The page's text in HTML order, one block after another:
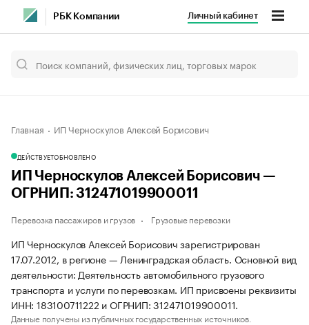
РБК Компании Личный кабинет
Главная ИП Черноскулов Алексей Борисович
ДЕЙСТВУЕТОБНОВЛЕНО
ИП Черноскулов Алексей Борисович —
ОГРНИП: 312471019900011
Перевозка пассажиров и грузов Грузовые перевозки
ИП Черноскулов Алексей Борисович зарегистрирован
17.07.2012, в регионе — Ленинградская область. Основной вид
деятельности: Деятельность автомобильного грузового
транспорта и услуги по перевозкам. ИП присвоены реквизиты
ИНН: 183100711222 и ОГРНИП: 312471019900011.
Данные получены из публичных государственных источников.